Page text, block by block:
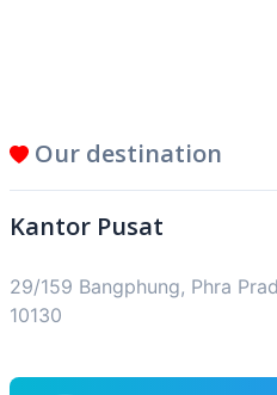
Our destination
Kantor Pusat
29/159 Bangphung, Phra
10130